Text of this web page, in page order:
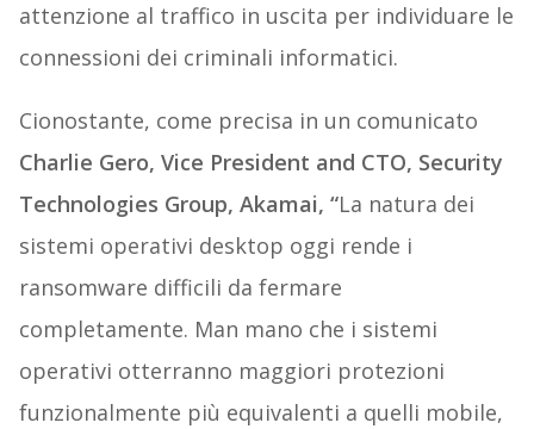
attenzione al traffico in uscita per individuare le
connessioni dei criminali informatici.
Cionostante, come precisa in un comunicato
Charlie Gero, Vice President and CTO, Security
Technologies Group, Akamai, “La natura dei
sistemi operativi desktop oggi rende i
ransomware difficili da fermare
completamente. Man mano che i sistemi
operativi otterranno maggiori protezioni
funzionalmente più equivalenti a quelli mobile,